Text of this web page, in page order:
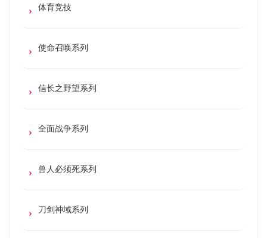
体育竞技
使命召唤系列
信长之野望系列
全面战争系列
兽人必须死系列
刀剑神域系列